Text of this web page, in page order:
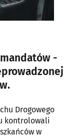
-
Drogowego
kontrolowali
w